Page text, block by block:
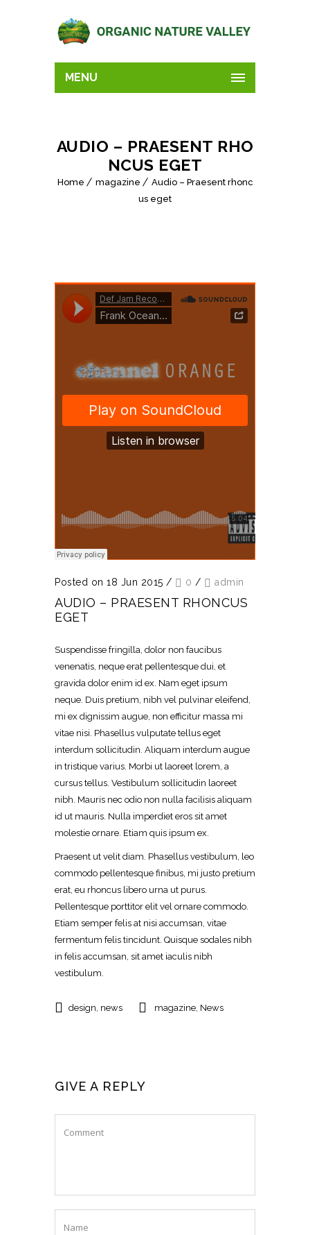
MENU
AUDIO – PRAESENT RHO
NCUS EGET
Home magazine
Audio – Praesent rhonc
us eget
Posted on 18 Jun 2015 / 0 / admin
AUDIO – PRAESENT RHONCUS
EGET
Suspendisse fringilla, dolor non faucibus
venenatis, neque erat pellentesque dui, et
gravida dolor enim id ex. Nam eget ipsum
neque. Duis pretium, nibh vel pulvinar eleifend,
mi ex dignissim augue, non efficitur massa mi
vitae nisi. Phasellus vulputate tellus eget
interdum sollicitudin. Aliquam interdum augue
in tristique varius. Morbi ut laoreet lorem, a
cursus tellus. Vestibulum sollicitudin laoreet
nibh. Mauris nec odio non nulla facilisis aliquam
id ut mauris. Nulla imperdiet eros sit amet
molestie ornare. Etiam quis ipsum ex.
Praesent ut velit diam. Phasellus vestibulum, leo
commodo pellentesque finibus, mi justo pretium
erat, eu rhoncus libero urna ut purus.
Pellentesque porttitor elit vel ornare commodo.
Etiam semper felis at nisi accumsan, vitae
fermentum felis tincidunt. Quisque sodales nibh
in felis accumsan, sit amet iaculis nibh
vestibulum.
design, news magazine, News
GIVE A REPLY